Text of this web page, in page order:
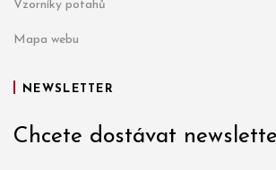
Vzorníky potahů
Mapa webu
NEWSLETTER
Chcete dostávat